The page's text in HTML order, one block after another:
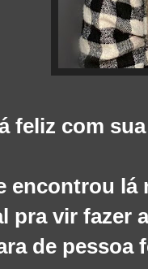
feliz com
encontrou lá
pra vir fazer
de pessoa